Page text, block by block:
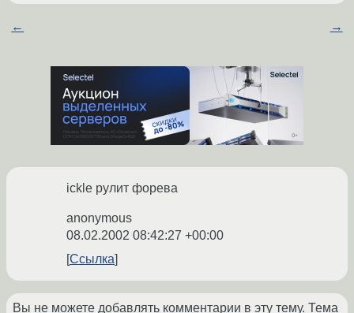
← →
ickle рулит форева
anonymous
08.02.2002 08:42:27 +00:00
Ссылка
Вы не можете добавлять комментарии в эту тему. Тема